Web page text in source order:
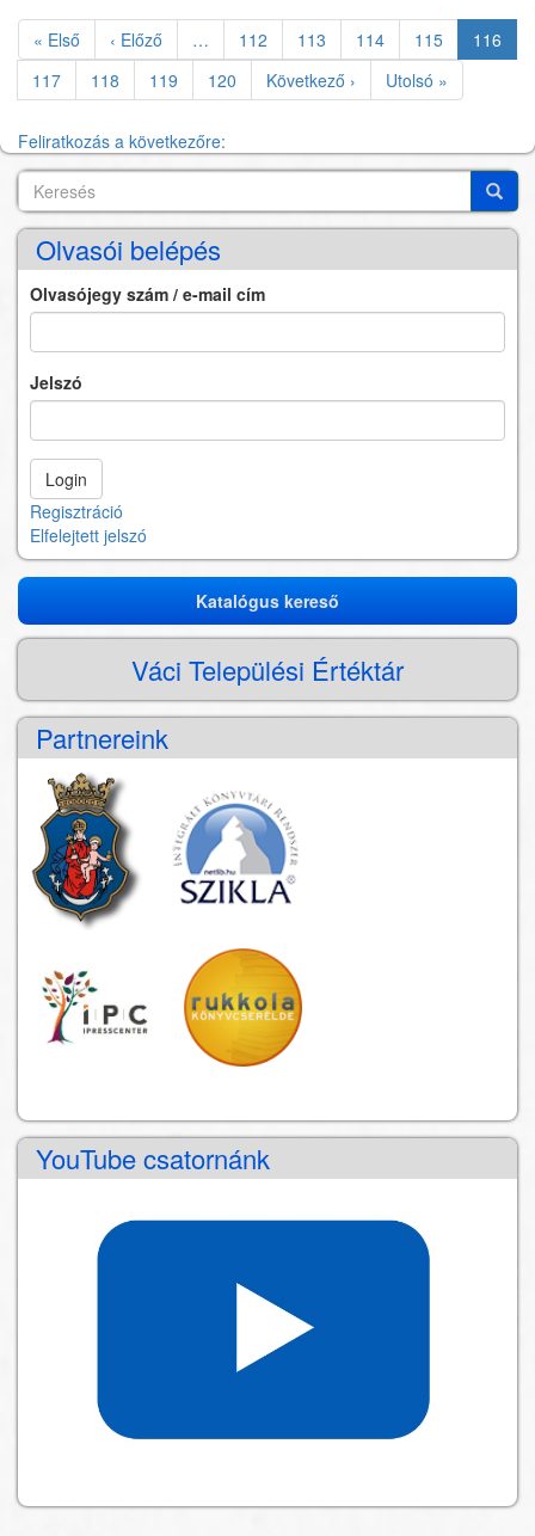
gyermekkönyvtárban)
Oldalszámozás
Első
oldal
« Első
Előző
oldal
‹ Előző … Oldal
112 Oldal
113 Oldal
114 Oldal
115
oldal
116
Oldal
117 Oldal
118 Oldal
119 Oldal
120
Következő
oldal
Következő ›
Utolsó
oldal
Utolsó »
Feliratkozás a következőre:
Search
Keresés
Olvasói belépés
Olvasójegy szám / e-mail cím
Jelszó
Regisztráció
Elfelejtett jelszó
Katalógus
kereső
Katalógus kereső
Váci Települési Értéktár
Partnereink
YouTube csatornánk